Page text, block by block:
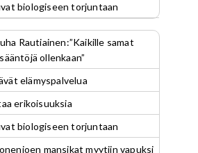
biologiseen torjuntaan
Rautiainen:”Kaikille samat
ollenkaan”
elämyspalvelua
erikoisuuksia
biologiseen torjuntaan
mansikat myytiin vapuksi